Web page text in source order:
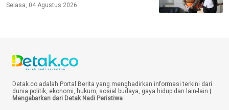
Selasa, 04 Agustus 2026
Detak.co adalah Portal Berita yang menghadirkan informasi terkini dari
dunia politik, ekonomi, hukum, sosial budaya, gaya hidup dan lain-lain |
Mengabarkan dari Detak Nadi Peristiwa